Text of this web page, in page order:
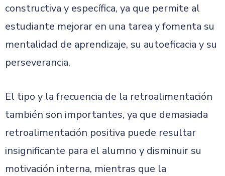
constructiva y específica, ya que permite al
estudiante mejorar en una tarea y fomenta su
mentalidad de aprendizaje, su autoeficacia y su
perseverancia.
El tipo y la frecuencia de la retroalimentación
también son importantes, ya que demasiada
retroalimentación positiva puede resultar
insignificante para el alumno y disminuir su
motivación interna, mientras que la